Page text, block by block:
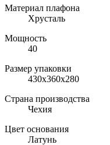
Материал плафона
Хрусталь
Мощность
40
Размер упаковки
430x360x280
Страна производства
Чехия
Цвет основания
Латунь